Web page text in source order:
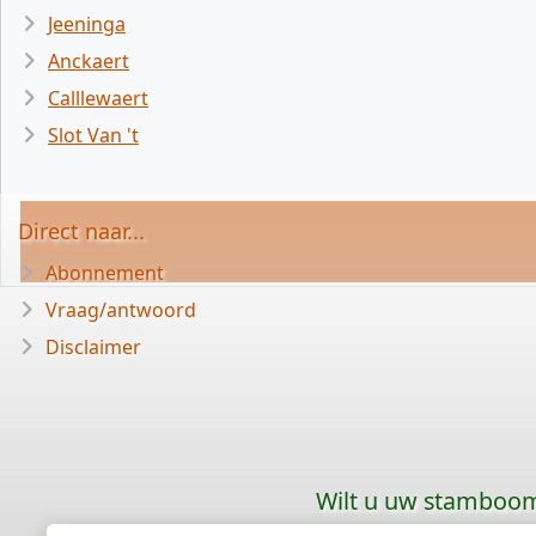
Jeeninga
Anckaert
Calllewaert
Slot Van 't
Direct naar...
Abonnement
Vraag/antwoord
Disclaimer
Wilt u uw